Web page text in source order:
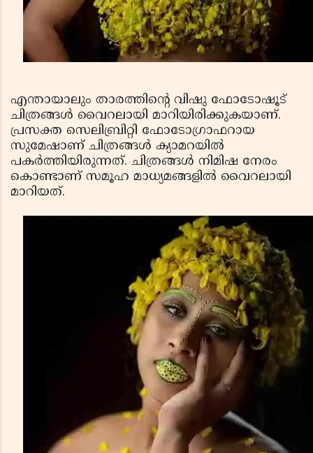
എന്തായാലും താരത്തിന്റെ വിഷു ഫോടോഷൂട്
ചിത്രങ്ങള്‍ വൈറലായി മാറിയിരിക്കുകയാണ്.
പ്രസക്ത സെലിബ്രിറ്റി ഫോടോഗ്രാഫറായ
സുമേഷാണ് ചിത്രങ്ങള്‍ ക്യാമറയില്‍
പകര്‍ത്തിയിരുന്നത്. ചിത്രങ്ങള്‍ നിമിഷ നേരം
കൊണ്ടാണ് സമൂഹ മാധ്യമങ്ങളില്‍ വൈറലായി
മാറിയത്.